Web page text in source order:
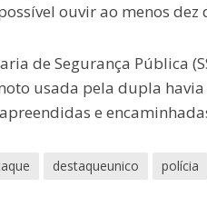
ouvir ao menos
de Segurança Pública
usada pela dupla
e
destaqueunico polícia